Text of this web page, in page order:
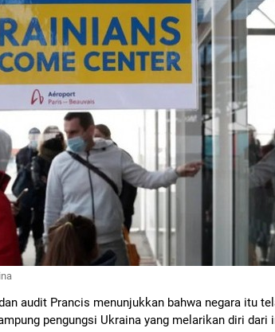
audit Prancis menunjukkan bahwa negara itu
pengungsi Ukraina yang melarikan diri dari